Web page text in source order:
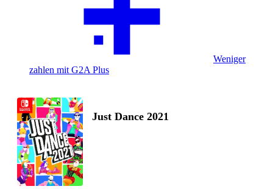
Weniger
zahlen mit G2A Plus
Just Dance 2021